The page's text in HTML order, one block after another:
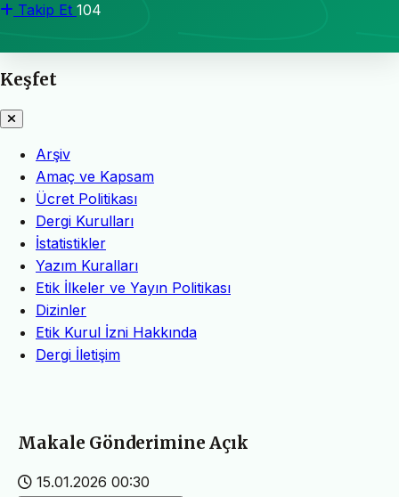
Takip Et 104
Keşfet
Arşiv
Amaç ve Kapsam
Ücret Politikası
Dergi Kurulları
İstatistikler
Yazım Kuralları
Etik İlkeler ve Yayın Politikası
Dizinler
Etik Kurul İzni Hakkında
Dergi İletişim
Makale Gönderimine Açık
15.01.2026 00:30